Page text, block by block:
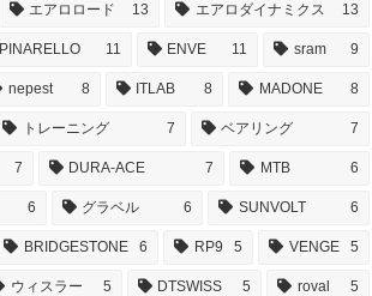
エアロロード 13 エアロダイナミクス 13
PINARELLO 11 ENVE 11 sram 9
nepest 8 ITLAB 8 MADONE 8
トレーニング 7 ベアリング 7
7 DURA-ACE 7 MTB 6
6 グラベル 6 SUNVOLT 6
BRIDGESTONE 6 RP9 5 VENGE 5
ウィスラー 5 DTSWISS 5 roval 5